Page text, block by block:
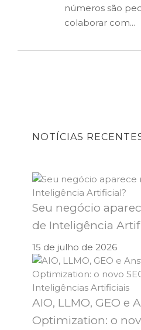
números são
colaborar com...
NOTÍCIAS
Seu negócio
de Inteligência
15 de julho de 2026
AIO, LLMO, GEO e
Optimization: o